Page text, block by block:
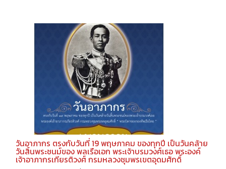
วันอาภากร ตรงกับวันที่ 19 พฤษภาคม ของทุกปี เป็นวันคล้าย
วันสิ้นพระชนม์ของ พลเรือเอก พระเจ้าบรมวงศ์เธอ พระองค์
เจ้าอาภากรเกียรติวงศ์ กรมหลวงชุมพรเขตอุดมศักดิ์